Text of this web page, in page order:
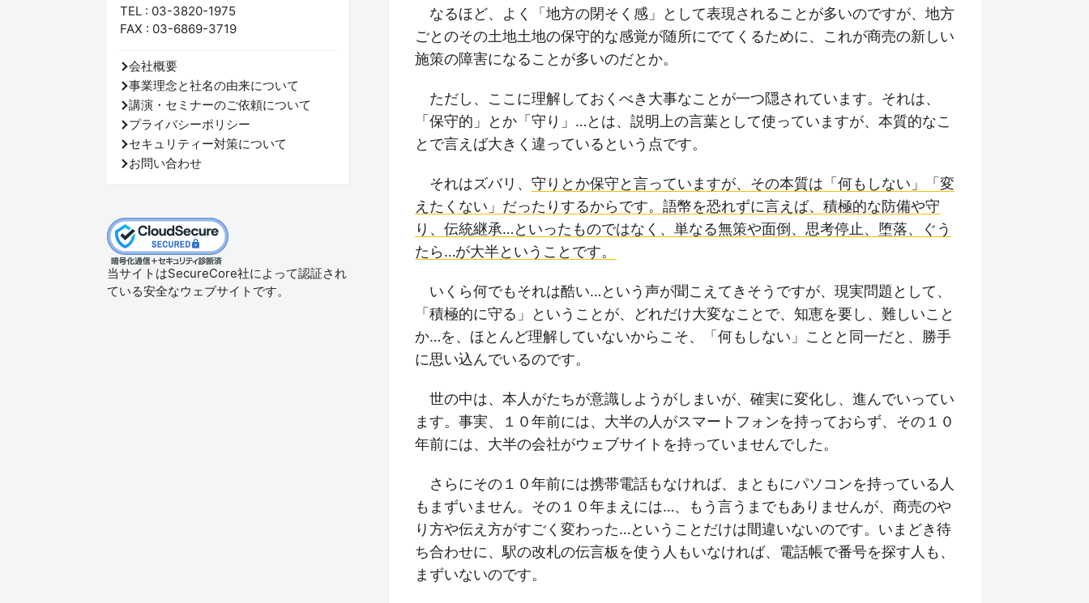
なるほど、よく「地方の閉そく感」として表現されることが多いのですが、地方
ごとのその土地土地の保守的な感覚が随所にでてくるために、これが商売の新しい
施策の障害になることが多いのだとか。
ただし、ここに理解しておくべき大事なことが一つ隠されています。それは、
「保守的」とか「守り」…とは、説明上の言葉として使っていますが、本質的なこ
とで言えば大きく違っているという点です。
それはズバリ、 守りとか保守と言っていますが、その本質は「何もしない」「変
えたくない」だったりするからです。語幣を恐れずに言えば、積極的な防備や守
り、伝統継承…といったものではなく、単なる無策や面倒、思考停止、堕落、ぐう
たら…が大半ということです。
いくら何でもそれは酷い…という声が聞こえてきそうですが、現実問題として、
「積極的に守る」ということが、どれだけ大変なことで、知恵を要し、難しいこと
か…を、ほとんど理解していないからこそ、「何もしない」ことと同一だと、勝手
に思い込んでいるのです。
世の中は、本人がたちが意識しようがしまいが、確実に変化し、進んでいってい
ます。事実、１０年前には、大半の人がスマートフォンを持っておらず、その１０
年前には、大半の会社がウェブサイトを持っていませんでした。
さらにその１０年前には携帯電話もなければ、まともにパソコンを持っている人
もまずいません。その１０年まえには…、もう言うまでもありませんが、商売のや
り方や伝え方がすごく変わった…ということだけは間違いないのです。いまどき待
ち合わせに、駅の改札の伝言板を使う人もいなければ、電話帳で番号を探す人も、
まずいないのです。
TEL : 03-3820-1975
FAX : 03-6869-3719
会社概要
事業理念と社名の由来について
講演・セミナーのご依頼について
プライバシーポリシー
セキュリティー対策について
お問い合わせ
当サイトはSecureCore社によって認証され
ている安全なウェブサイトです。